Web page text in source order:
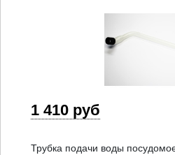
1 410 руб
Трубка подачи воды